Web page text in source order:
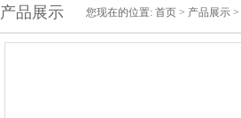
产品展示 您现在的位置: 首页 > 产品展示 >